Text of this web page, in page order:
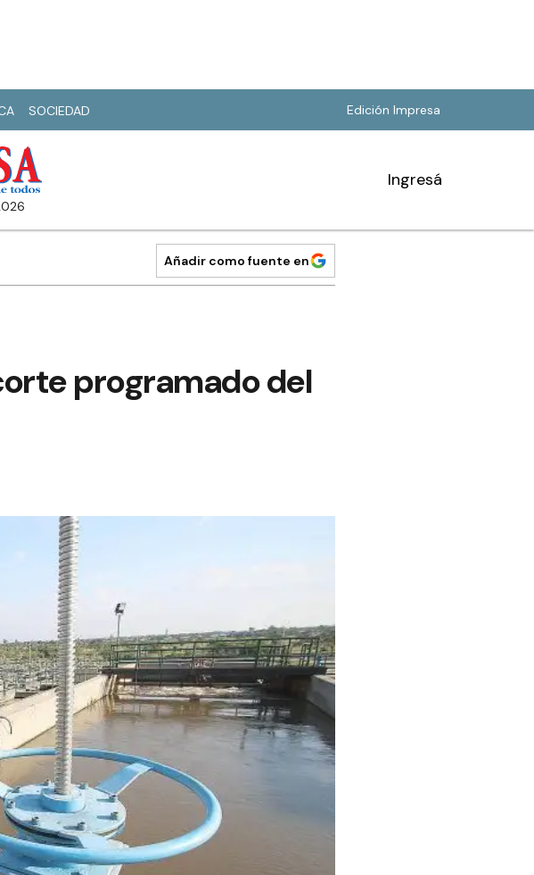
SOCIEDAD Edición Impresa
Ingresá
Añadir como fuente en
programado del